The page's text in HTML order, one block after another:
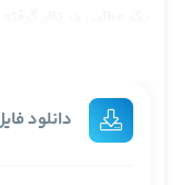
هم، در بازار قم هم
دیگه بخواهد
دانلود